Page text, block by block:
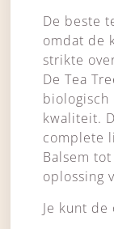
De beste
omdat de
strikte
De Tea
biologisch
kwaliteit.
complete
Balsem
oplossing
Je kunt